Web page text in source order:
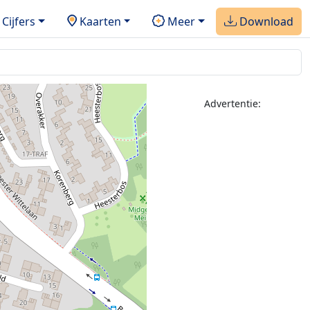
Cijfers Kaarten Meer Download
Advertentie: